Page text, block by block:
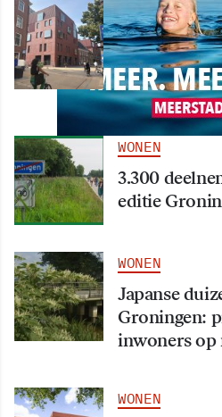
WONEN
Nieuw
bijna klaar:
september
WONEN
3.300
editie
WONEN
Japanse
Groningen:
inwoners op
WONEN